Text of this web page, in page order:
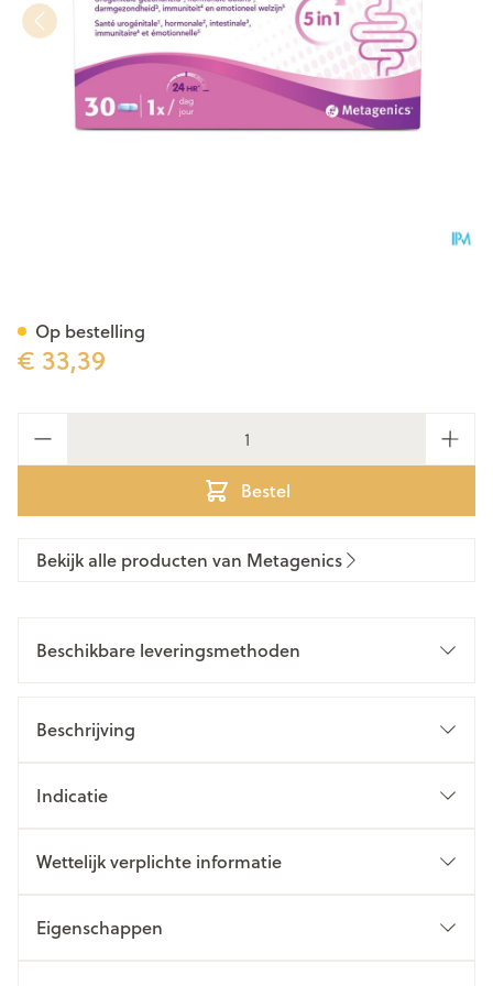
€ 33,39
Bestel
Op bestelling
Bekijk alle producten van Metagenics
Beschikbare leveringsmethoden
Beschrijving
Indicatie
Wettelijk verplichte informatie
Eigenschappen